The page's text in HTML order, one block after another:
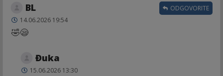
BL
14.06.2026 19:54
🤣😪
ODGOVORITE
Đuka
15.06.2026 13:30